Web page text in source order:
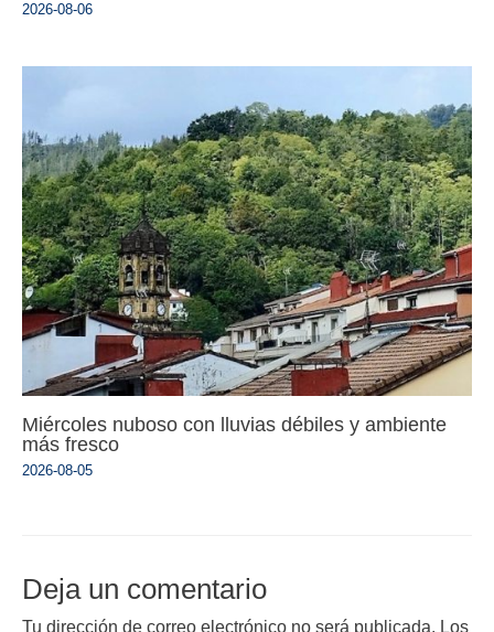
2026-08-06
Miércoles nuboso con lluvias débiles y ambiente
más fresco
2026-08-05
Deja un comentario
Tu dirección de correo electrónico no será publicada. Los